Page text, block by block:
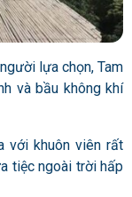
lựa chọn, Tam
và bầu không khí
với khuôn viên rất
tiệc ngoài trời hấp